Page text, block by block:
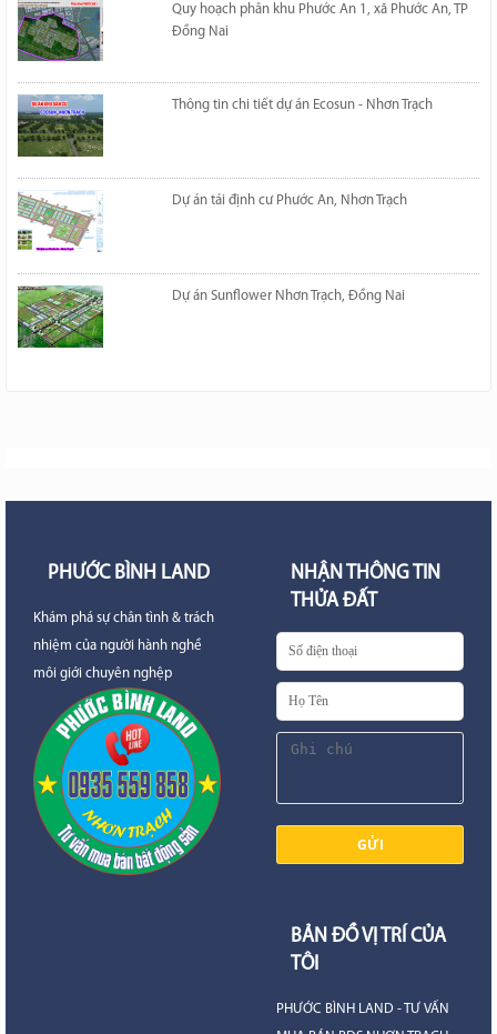
Quy hoạch phân khu Phước An 1, xã Phước An, TP
Đồng Nai
Thông tin chi tiết dự án Ecosun - Nhơn Trạch
Dự án tái định cư Phước An, Nhơn Trạch
Dự án Sunflower Nhơn Trạch, Đồng Nai
PHƯỚC BÌNH LAND
Khám phá sự chân tình & trách
nhiệm của người hành nghề
môi giới chuyên nghệp
NHẬN THÔNG TIN
THỬA ĐẤT
BẢN ĐỒ VỊ TRÍ CỦA
TÔI
PHƯỚC BÌNH LAND - TƯ VẤN